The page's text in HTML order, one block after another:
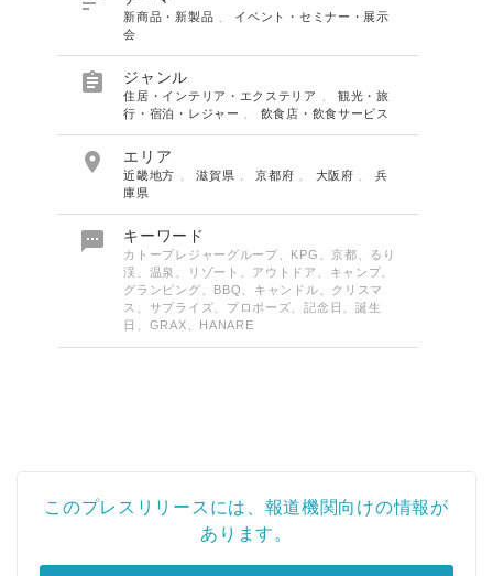
新商品・新製品
イベント・セミナー・展示
会
 ジャンル
住居・インテリア・エクステリア
観光・旅
行・宿泊・レジャー
飲食店・飲食サービス
 エリア
近畿地方 、滋賀県 、京都府 大阪府
兵
庫県
 キーワード
カトープレジャーグループ、KPG、京都、るり
渓、温泉、リゾート、アウトドア、キャンプ、
グランピング、BBQ、キャンドル、クリスマ
ス、サプライズ、プロポーズ、記念日、誕生
日、GRAX、HANARE
このプレスリリースには、報道機関向けの情報が
あります。